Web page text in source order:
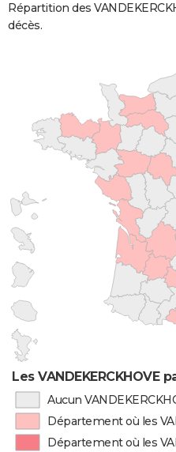
Répartition des
décès.
Les VANDEKERCKHOVE
Aucun
Département où les
Département où les